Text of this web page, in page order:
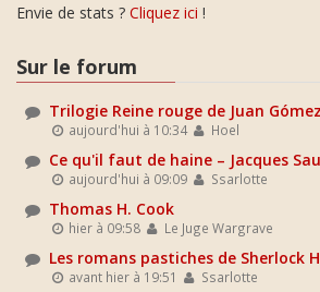
Envie de stats ? Cliquez ici !
Sur le forum
Trilogie Reine rouge de Juan
aujourd'hui à 10:34 Hoel
Ce qu'il faut de haine – Jacques
aujourd'hui à 09:09 Ssarlotte
Thomas H. Cook
hier à 09:58 Le Juge Wargrave
Les romans pastiches de Sherlock
avant hier à 19:51 Ssarlotte